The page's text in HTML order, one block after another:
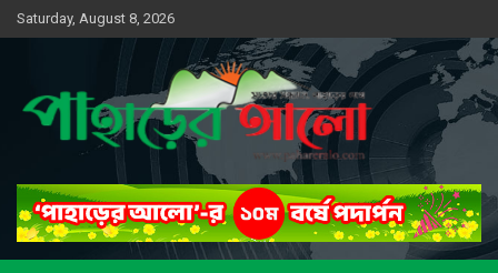
Skip
to
Saturday, August 8, 2026
পাহাড়ের আলো
সত্যের সন্ধানে, পাহাড়ের পথে